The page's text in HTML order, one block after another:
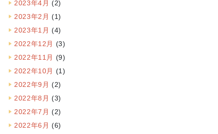
2023年4月 (2)
2023年2月 (1)
2023年1月 (4)
2022年12月 (3)
2022年11月 (9)
2022年10月 (1)
2022年9月 (2)
2022年8月 (3)
2022年7月 (2)
2022年6月 (6)